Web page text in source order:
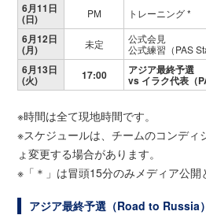
6月11日
(日) PM トレーニング *
6月12日
(月) 未定
公式会見
公式練習（PAS
6月13日
(火) 17:00 アジア最終予選
vs イラク代表（
※時間は全て現地時間です。
※スケジュールは、チームのコンディ
ょ変更する場合があります。
※「＊」は冒頭15分のみメディア公開
アジア最終予選（Road to Russia）